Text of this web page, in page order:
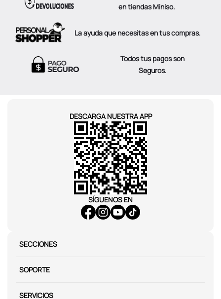
en tiendas Miniso.
La ayuda que necesitas en tus compras.
Todos tus pagos son
Seguros.
DESCARGA NUESTRA APP
SÍGUENOS EN
SECCIONES
SOPORTE
SERVICIOS